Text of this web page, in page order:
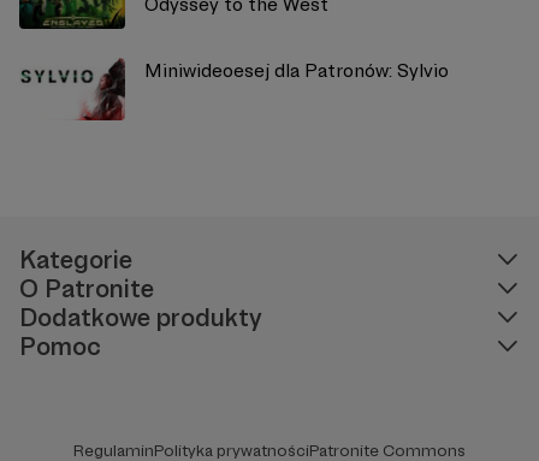
Miniwideoesej dla Patronów: Sylvio
Kategorie
O Patronite
Dodatkowe produkty
Pomoc
RegulaminPolityka prywatnościPatronite Commons